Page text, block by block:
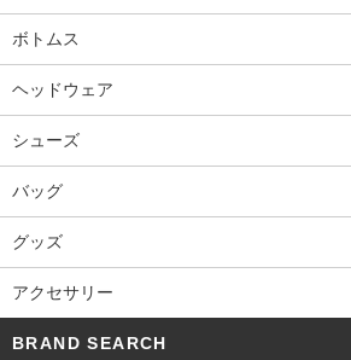
ボトムス
ヘッドウェア
シューズ
バッグ
グッズ
アクセサリー
BRAND SEARCH